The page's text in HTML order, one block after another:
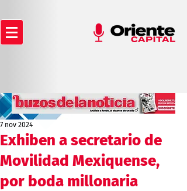
Exhiben a secretario de
Movilidad Mexiquense,
por boda millonaria
7 nov 2024